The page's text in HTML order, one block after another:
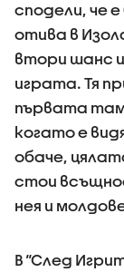
сподели, че
отива в
втори шанс
играта. Тя
първата
когато е
обаче,
стои
нея и
В “След